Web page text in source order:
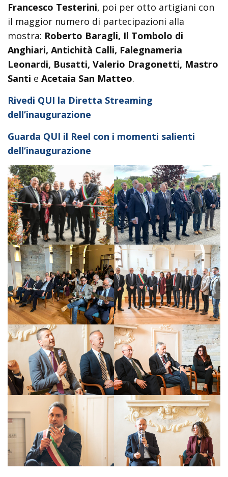
Francesco Testerini, poi per otto artigiani con
il maggior numero di partecipazioni alla
mostra: Roberto Baragli, Il Tombolo di
Anghiari, Antichità Calli, Falegnameria
Leonardi, Busatti, Valerio Dragonetti, Mastro
Santi e Acetaia San Matteo.
Rivedi QUI la Diretta Streaming
dell’inaugurazione
Guarda QUI il Reel con i momenti salienti
dell’inaugurazione